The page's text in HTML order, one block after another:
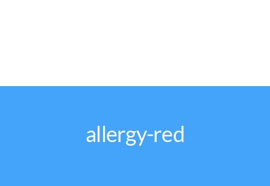
allergy-red